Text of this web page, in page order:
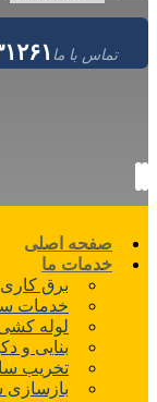
تماس با ما
صفحه اصلی
خدمات ما
برق
خدمات
لوله
بنایی و
تخریب
بازسازی